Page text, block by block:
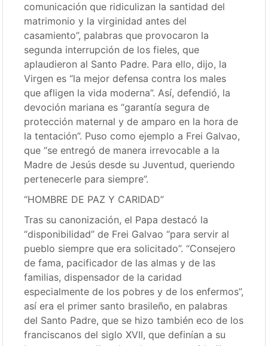
comunicación que ridiculizan la santidad del
matrimonio y la virginidad antes del
casamiento”, palabras que provocaron la
segunda interrupción de los fieles, que
aplaudieron al Santo Padre. Para ello, dijo, la
Virgen es “la mejor defensa contra los males
que afligen la vida moderna”. Así, defendió, la
devoción mariana es “garantía segura de
protección maternal y de amparo en la hora de
la tentación”. Puso como ejemplo a Frei Galvao,
que “se entregó de manera irrevocable a la
Madre de Jesús desde su Juventud, queriendo
pertenecerle para siempre”.
“HOMBRE DE PAZ Y CARIDAD”
Tras su canonización, el Papa destacó la
“disponibilidad” de Frei Galvao “para servir al
pueblo siempre que era solicitado”. “Consejero
de fama, pacificador de las almas y de las
familias, dispensador de la caridad
especialmente de los pobres y de los enfermos”,
así era el primer santo brasileño, en palabras
del Santo Padre, que se hizo también eco de los
franciscanos del siglo XVII, que definían a su